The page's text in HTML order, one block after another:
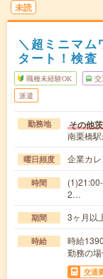
未読
＼超ミニマム
タート！検査
職種未経験OK 交
派遣
勤務地 その他
南栗橋
曜日頻度 企業カ
時間
2…
期間 3ヶ月以
時給
時給
勤務の
交通